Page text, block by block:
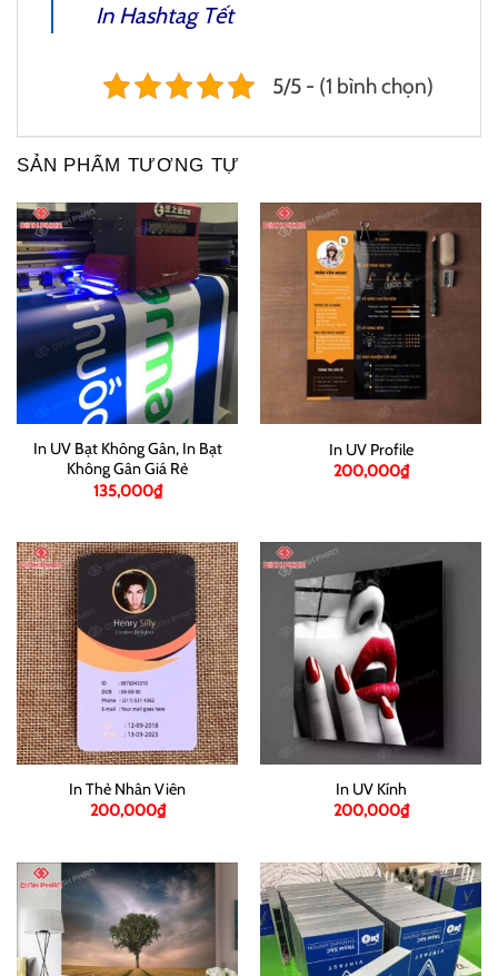
In Hashtag Tết
5/5 - (1 bình chọn)
SẢN PHẨM TƯƠNG TỰ
In UV Bạt Không Gân, In Bạt
Không Gân Giá Rẻ
135,000₫
In UV Profile
200,000₫
In Thẻ Nhân Viên
200,000₫
In UV Kính
200,000₫